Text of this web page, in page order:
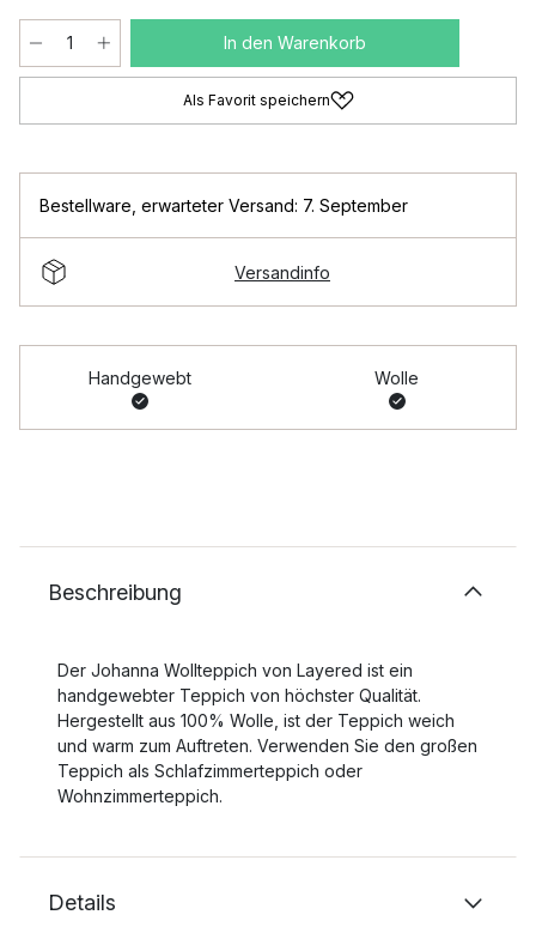
In den Warenkorb
Als Favorit speichern
Bestellware erwarteter Versand: 7. September
Versandinfo
Handgewebt Wolle
Beschreibung
Der Johanna Wollteppich von Layered ist ein
handgewebter Teppich von höchster Qualität.
Hergestellt aus 100% Wolle, ist der Teppich weich
und warm zum Auftreten. Verwenden Sie den großen
Teppich als Schlafzimmerteppich oder
Wohnzimmerteppich.
Details